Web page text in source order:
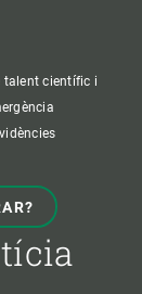
talent científic i